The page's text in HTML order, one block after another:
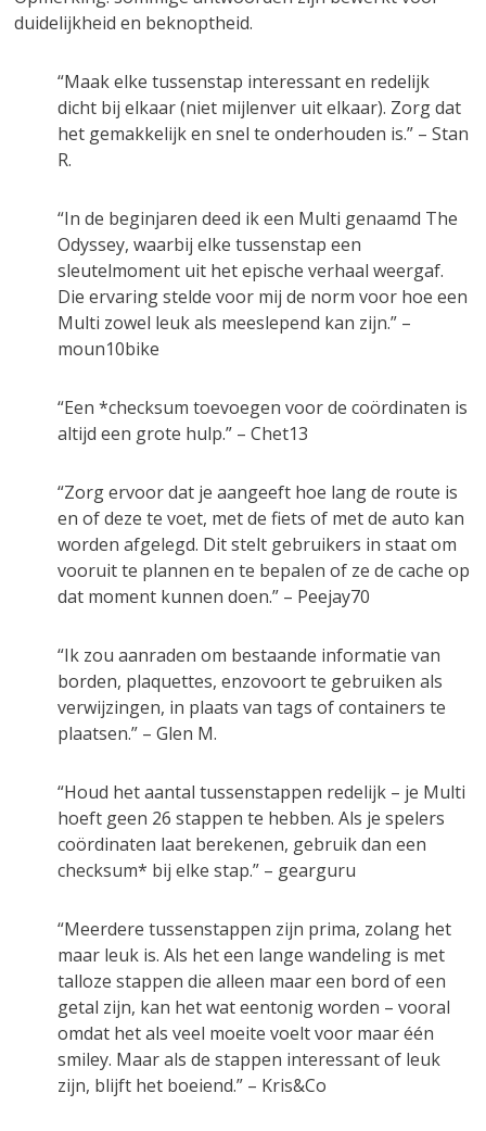
duidelijkheid en beknoptheid.
“Maak elke tussenstap interessant en redelijk
dicht bij elkaar (niet mijlenver uit elkaar). Zorg dat
het gemakkelijk en snel te onderhouden is.” – Stan
R.
“In de beginjaren deed ik een Multi genaamd The
Odyssey, waarbij elke tussenstap een
sleutelmoment uit het epische verhaal weergaf.
Die ervaring stelde voor mij de norm voor hoe een
Multi zowel leuk als meeslepend kan zijn.” –
moun10bike
“Een *checksum toevoegen voor de coördinaten is
altijd een grote hulp.” – Chet13
“Zorg ervoor dat je aangeeft hoe lang de route is
en of deze te voet, met de fiets of met de auto kan
worden afgelegd. Dit stelt gebruikers in staat om
vooruit te plannen en te bepalen of ze de cache op
dat moment kunnen doen.” – Peejay70
“Ik zou aanraden om bestaande informatie van
borden, plaquettes, enzovoort te gebruiken als
verwijzingen, in plaats van tags of containers te
plaatsen.” – Glen M.
“Houd het aantal tussenstappen redelijk – je Multi
hoeft geen 26 stappen te hebben. Als je spelers
coördinaten laat berekenen, gebruik dan een
checksum* bij elke stap.” – gearguru
“Meerdere tussenstappen zijn prima, zolang het
maar leuk is. Als het een lange wandeling is met
talloze stappen die alleen maar een bord of een
getal zijn, kan het wat eentonig worden – vooral
omdat het als veel moeite voelt voor maar één
smiley. Maar als de stappen interessant of leuk
zijn, blijft het boeiend.” – Kris&Co